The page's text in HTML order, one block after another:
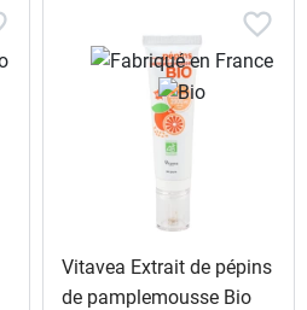
Vitavea Extrait de pépins
de pamplemousse Bio